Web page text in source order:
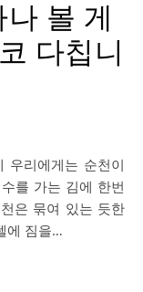
볼 게
다칩니
를 가는 김에 한번
은 묶여 있는 듯한
에 짐을…